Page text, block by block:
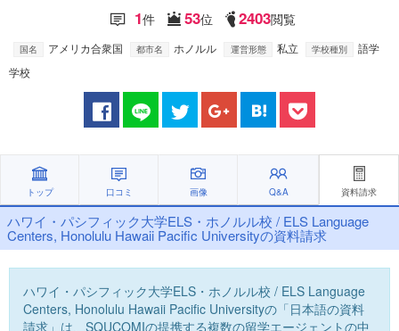
1件 53位 2403閲覧
国名 アメリカ合衆国 都市名 ホノルル 運営形態 私立 学校種別
語学
学校
トップ 口コミ 画像 Q&A 資料請求
ハワイ・パシフィック大学ELS・ホノルル校 / ELS Language
Centers, Honolulu Hawaii Pacific Universityの資料請求
ハワイ・パシフィック大学ELS・ホノルル校 / ELS Language
Centers, Honolulu Hawaii Pacific Universityの「日本語の資料
請求」は、SQUCOMIの提携する複数の留学エージェントの中